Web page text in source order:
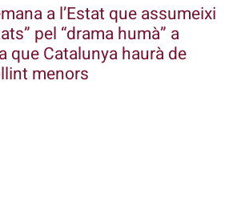
a l’Estat que assumeixi
pel “drama humà” a
que Catalunya haurà de
menors